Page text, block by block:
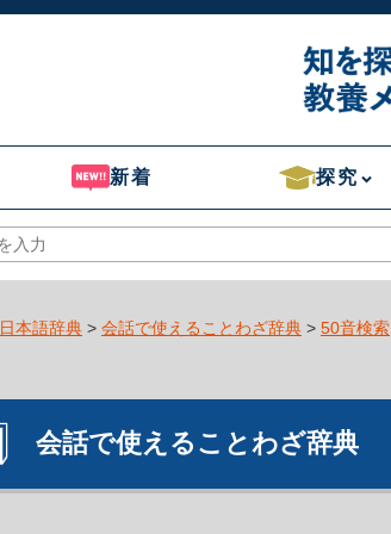
新着 探究
日本語辞典 > 会話で使えることわざ辞典 > 50音検索
会話で使えることわざ辞典